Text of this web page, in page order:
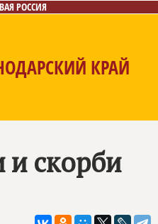
РОССИЯ
КРАЙ
и скорби